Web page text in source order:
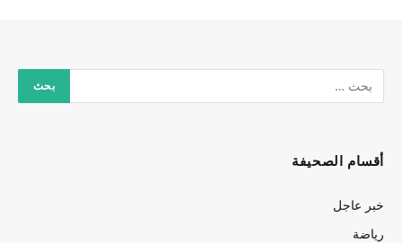
أقسام الصحيفة
خبر عاجل
رياضة